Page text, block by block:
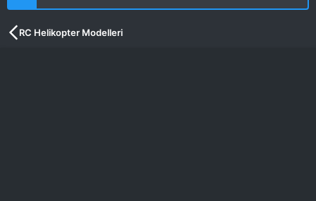
u
b
a
g
ç
RC Helikopter Modelleri